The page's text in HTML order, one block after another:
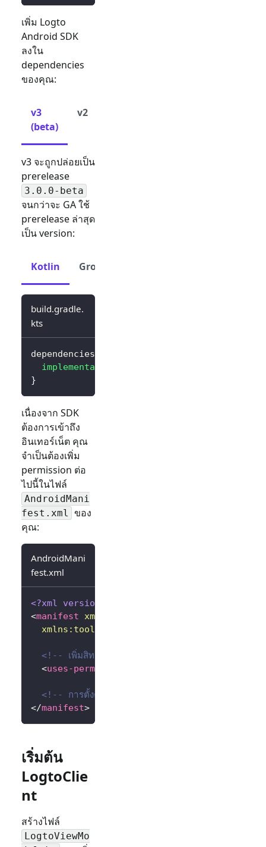
เพิ่ม Logto
Android SDK
ลงใน
dependencies
ของคุณ:
v3
(beta)
v2
v3 จะถูกปล่อยเป็น
prerelease
3.0.0-beta
จนกว่าจะ GA ใช้
prerelease ล่าสุด
เป็น version:
Kotlin Groovy
build.gradle.
kts
dependencies
implementation
}
เนื่องจาก SDK
ต้องการเข้าถึง
อินเทอร์เน็ต คุณ
จำเป็นต้องเพิ่ม
permission ต่อ
ไปนี้ในไฟล์
AndroidMani
fest.xml ของ
คุณ:
AndroidMani
fest.xml
<?xml version="1.0" encoding="utf-8"?>
<manifest xmlns:
xmlns: tools
<!-- เพิ่มสิทธิ์การใช้งานอินเทอร์เน็ต -->
<uses-permission
<!-- การตั้งค่าอื่น ๆ... -->
</manifest>
เริ่มต้น
LogtoClie
nt
สร้างไฟล์
LogtoViewMo